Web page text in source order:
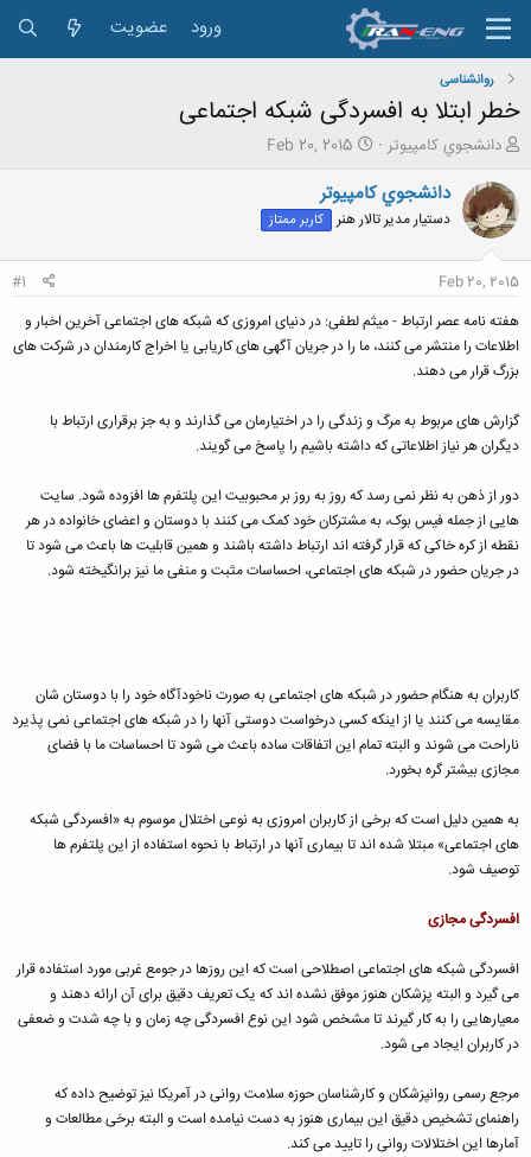
ورود عضویت
روانشناسی
خطر ابتلا به افسردگی شبکه اجتماعی
ش
و
ع
ک
ه
م
و
ض
ع
دانشجوي كامپيوتر
ت
ر
ی
خ
ع
Feb 20, 2015
دانشجوي كامپيوتر
دستیار مدیر تالار هنر کاربر ممتاز
Feb 20, 2015
#1
هفته نامه عصر ارتباط - میثم لطفی: در دنیای امروزی که شبکه های اجتماعی آخرین اخبار و
اطلاعات را منتشر می کنند، ما را در جریان آگهی های کاریابی یا اخراج کارمندان در شرکت های
بزرگ قرار می دهند.
گزارش های مربوط به مرگ و زندگی را در اختیارمان می گذارند و به جز برقراری ارتباط با
دیگران هر نیاز اطلاعاتی که داشته باشیم را پاسخ می گویند.
دور از ذهن به نظر نمی رسد که روز به روز بر محبوبیت این پلتفرم ها افزوده شود. سایت
هایی از جمله فیس بوک، به مشترکان خود کمک می کنند با دوستان و اعضای خانواده در هر
نقطه از کره خاکی که قرار گرفته اند ارتباط داشته باشند و همین قابلیت ها باعث می شود تا
در جریان حضور در شبکه های اجتماعی، احساسات مثبت و منفی ما نیز برانگیخته شود.
کاربران به هنگام حضور در شبکه های اجتماعی به صورت ناخودآگاه خود را با دوستان شان
مقایسه می کنند یا از اینکه کسی درخواست دوستی آنها را در شبکه های اجتماعی نمی پذیرد
ناراحت می شوند و البته تمام این اتفاقات ساده باعث می شود تا احساسات ما با فضای
مجازی بیشتر گره بخورد.
به همین دلیل است که برخی از کاربران امروزی به نوعی اختلال موسوم به «افسردگی شبکه
های اجتماعی» مبتلا شده اند تا بیماری آنها در ارتباط با نحوه استفاده از این پلتفرم ها
توصیف شود.
افسردگی مجازی
افسردگی شبکه های اجتماعی اصطلاحی است که این روزها در جومع غربی مورد استفاده قرار
می گیرد و البته پزشکان هنوز موفق نشده اند که یک تعریف دقیق برای آن ارائه دهند و
معیارهایی را به کار گیرند تا مشخص شود این نوع افسردگی چه زمان و با چه شدت و ضعفی
در کاربران ایجاد می شود.
مرجع رسمی روانپزشکان و کارشناسان حوزه سلامت روانی در آمریکا نیز توضیح داده که
راهنمای تشخیص دقیق این بیماری هنوز به دست نیامده است و البته برخی مطالعات و
آمارها این اختلالات روانی را تایید می کند.